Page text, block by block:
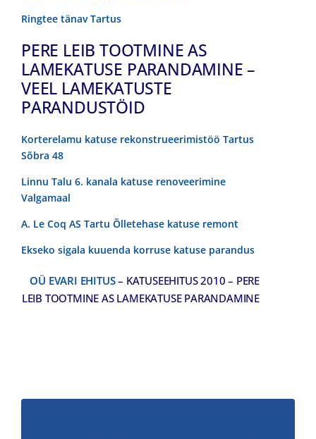
Ringtee tänav Tartus
PERE LEIB TOOTMINE AS
LAMEKATUSE PARANDAMINE –
VEEL LAMEKATUSTE
PARANDUSTÖID
Korterelamu katuse rekonstrueerimistöö Tartus
Sõbra 48
Linnu Talu 6. kanala katuse renoveerimine
Valgamaal
A. Le Coq AS Tartu Õlletehase katuse remont
Ekseko sigala kuuenda korruse katuse parandus
OÜ EVARI EHITUS– KATUSEEHITUS 2010 – PERE
LEIB TOOTMINE AS LAMEKATUSE PARANDAMINE